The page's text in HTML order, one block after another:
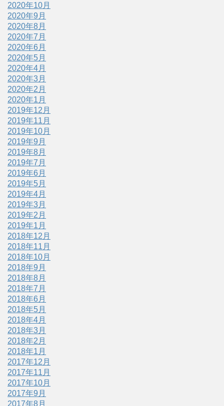
2020年10月
2020年9月
2020年8月
2020年7月
2020年6月
2020年5月
2020年4月
2020年3月
2020年2月
2020年1月
2019年12月
2019年11月
2019年10月
2019年9月
2019年8月
2019年7月
2019年6月
2019年5月
2019年4月
2019年3月
2019年2月
2019年1月
2018年12月
2018年11月
2018年10月
2018年9月
2018年8月
2018年7月
2018年6月
2018年5月
2018年4月
2018年3月
2018年2月
2018年1月
2017年12月
2017年11月
2017年10月
2017年9月
2017年8月